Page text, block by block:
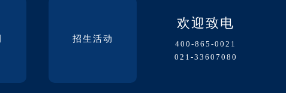
招生活动
欢迎致电
400-865-0021
021-33607080